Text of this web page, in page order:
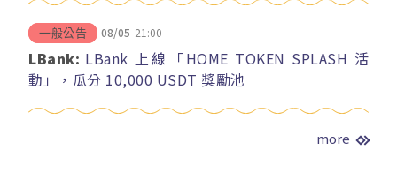
一般公告 08/05 21:00
LBank: LBank 上線「HOME TOKEN SPLASH 活
動」，瓜分 10,000 USDT 獎勵池
more